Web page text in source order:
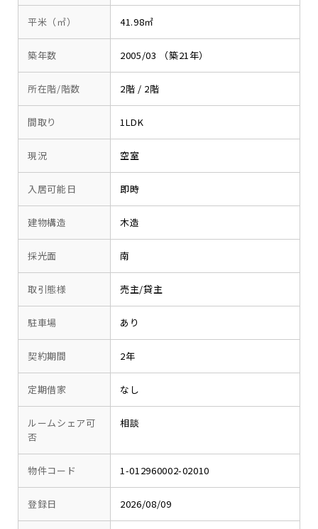
平米（㎡） 41.98㎡
築年数 2005/03 （築21年）
所在階/階数 2階 / 2階
間取り 1LDK
現況 空室
入居可能日 即時
建物構造 木造
採光面 南
取引態様 売主/貸主
駐車場 あり
契約期間 2年
定期借家 なし
ルームシェア可
否
相談
物件コード 1-012960002-02010
登録日 2026/08/09